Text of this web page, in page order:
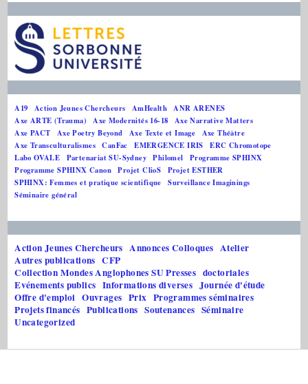
A19 Action Jeunes Chercheurs AmHealth ANR ARENES
Axe ARTE (Trauma)
Axe Modernités 16-18
Axe Narrative Matters
Axe PACT
Axe Poetry Beyond Axe Texte et Image
Axe Théâtre
Axe Transculturalismes CanFac EMERGENCE IRIS
ERC Chromotope
Labo OVALE
Partenariat SU-Sydney Philomel
Programme SPHINX
Programme SPHINX Canon Projet ClioS
Projet ESTHER
SPHINX: Femmes et pratique scientifique
Surveillance Imaginings
Séminaire général
Action Jeunes Chercheurs Annonces Colloques Atelier
Autres publications CFP
Collection Mondes Anglophones SU Presses doctoriales
Evénements publics Informations diverses Journée d'étude
Offre d'emploi Ouvrages Prix Programmes séminaires
Projets financés Publications Soutenances Séminaire
Uncategorized